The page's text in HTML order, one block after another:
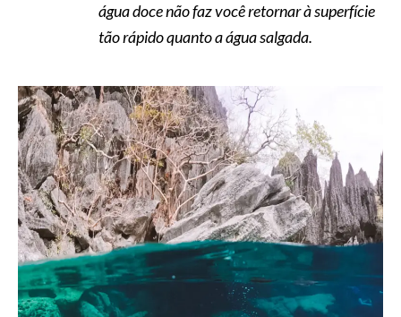
água doce não faz você retornar à superfície
tão rápido quanto a água salgada.